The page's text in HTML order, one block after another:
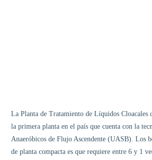
La Planta de Tratamiento de Líquidos Cloacales
la primera planta en el país que cuenta con la
Anaeróbicos de Flujo Ascendente (UASB). Los
de planta compacta es que requiere entre 6 y 1